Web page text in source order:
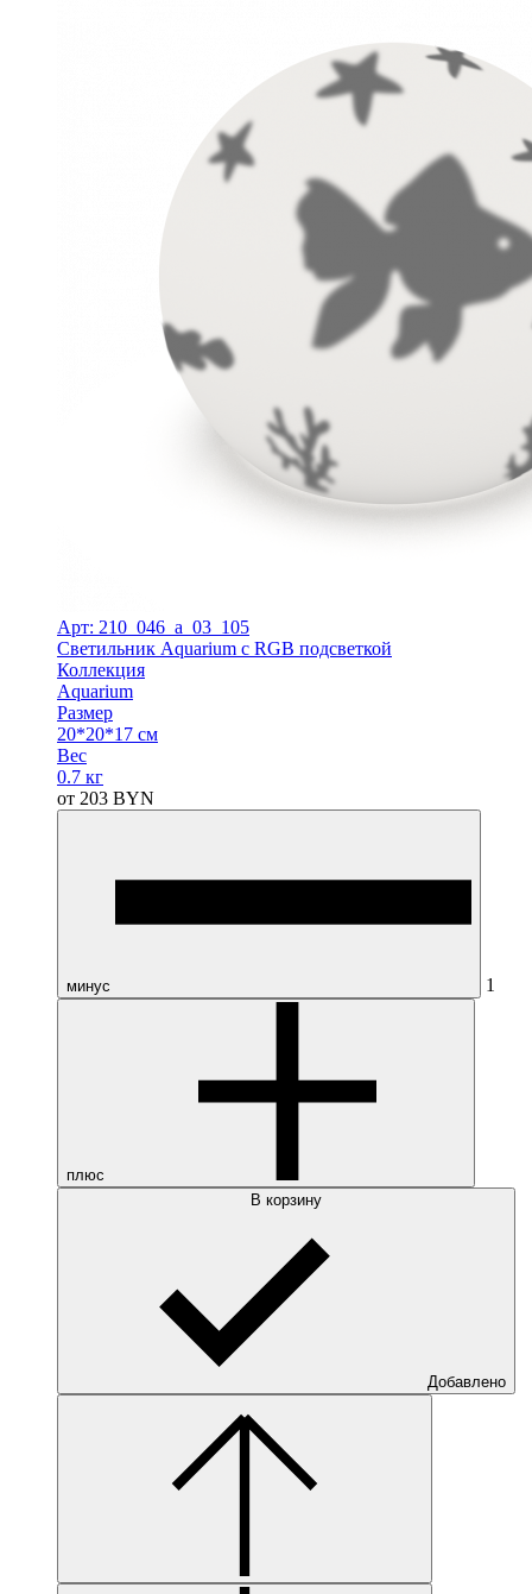
Арт: 210_046_a_03_105
Светильник Aquarium с RGB подсветкой
Коллекция
Aquarium
Размер
20*20*17 см
Вес
0.7 кг
от 203 BYN
минус 1
плюс
В корзину
Добавлено